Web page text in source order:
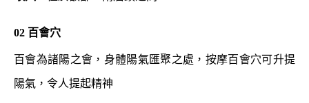
02 百會穴
百會為諸陽之會，身體陽氣匯聚之處，按摩百會穴可升提
陽氣，令人提起精神